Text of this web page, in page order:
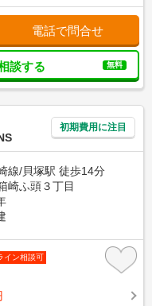
電話で問合せ
談する 無料
初期費用に注目
線/貝塚駅 徒歩14分
崎ふ頭３丁目
イン相談可